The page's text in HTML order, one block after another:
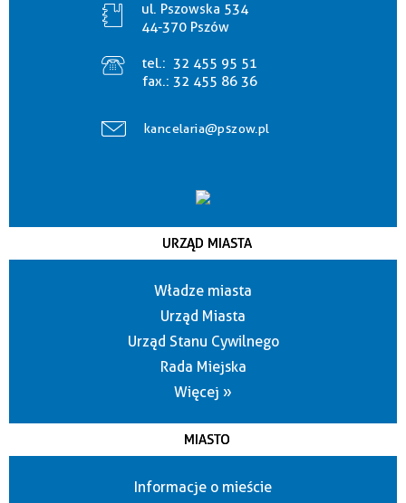
ul. Pszowska 534
44-370 Pszów
tel.: 32 455 95 51
fax.: 32 455 86 36
kancelaria@pszow.pl
URZĄD MIASTA
Władze miasta
Urząd Miasta
Urząd Stanu Cywilnego
Rada Miejska
Więcej »
MIASTO
Informacje o mieście